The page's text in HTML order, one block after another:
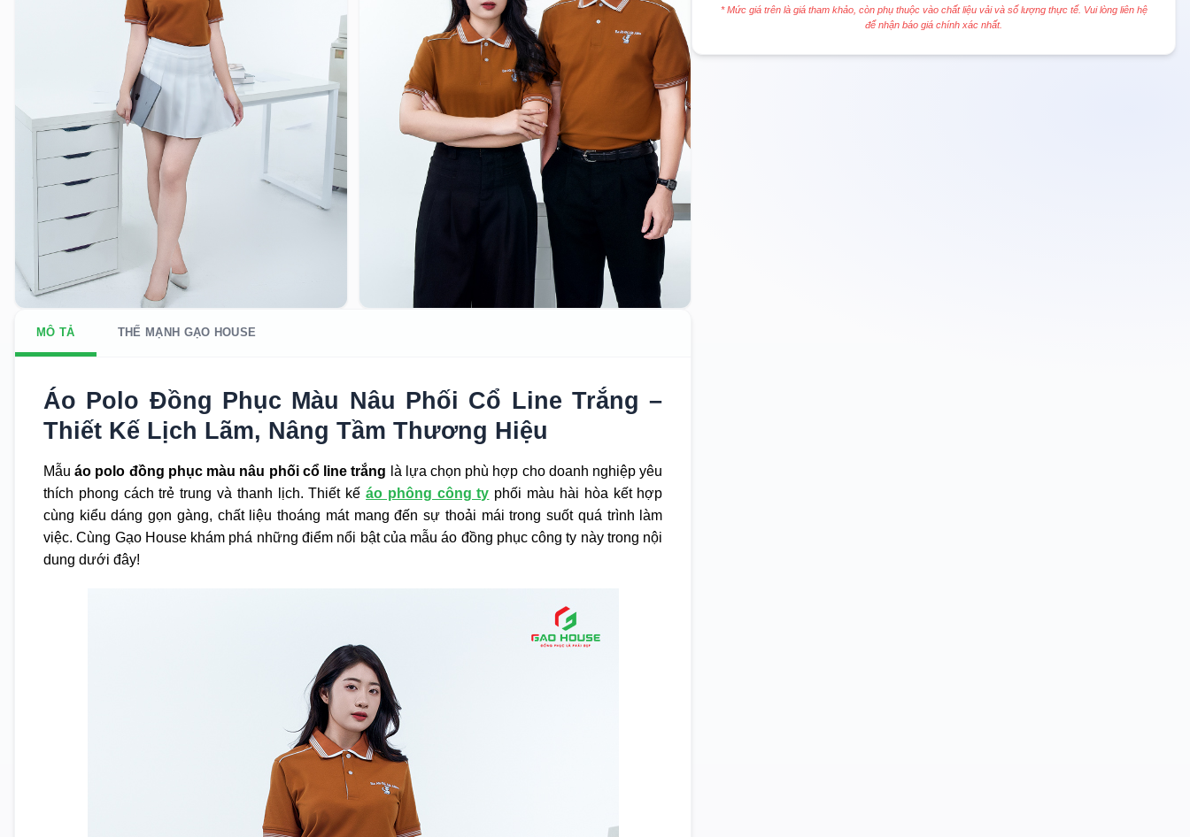
MÔ TẢ THẾ MẠNH GẠO HOUSE
Áo Polo Đồng Phục Màu Nâu Phối Cổ Line Trắng –
Thiết Kế Lịch Lãm, Nâng Tầm Thương Hiệu
Mẫuáo polo đồng phục màu nâu phối cổ line trắng là lựa chọn phù hợp cho doanh nghiệp yêu
thích phong cách trẻ trung và thanh lịch. Thiết kếáo phông công ty phối màu hài hòa kết hợp
cùng kiểu dáng gọn gàng, chất liệu thoáng mát mang đến sự thoải mái trong suốt quá trình làm
việc. Cùng Gạo House khám phá những điểm nổi bật của mẫu áo đồng phục công ty này trong nội
dung dưới đây!
* Mức giá trên là giá tham khảo, còn phụ thuộc vào chất liệu vải và số lượng thực tế. Vui lòng liên hệ
để nhận báo giá chính xác nhất.